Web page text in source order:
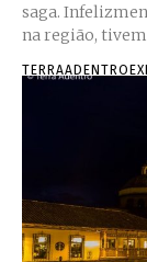
saga.
na região,